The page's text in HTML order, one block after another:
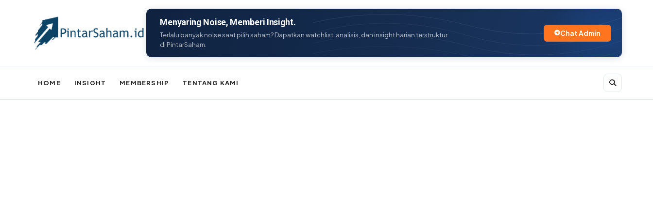
Menyaring Noise, Memberi Insight.
Terlalu banyak noise saat pilih saham? Dapatkan watchlist, analisis, dan insight harian terstruktur
di PintarSaham.
Chat Admin
HOME INSIGHT MEMBERSHIP TENTANG KAMI